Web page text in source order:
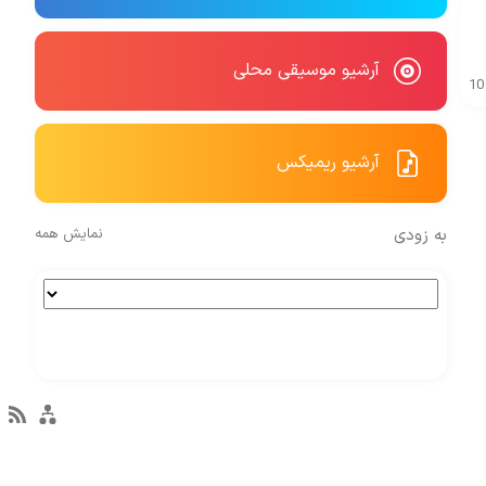
10
آرشیو موسیقی محلی
آرشیو ریمیکس
به زودی نمایش همه